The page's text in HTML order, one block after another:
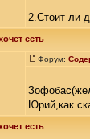
2.Стоит ли
есть
Форум:
Юрий,как
есть